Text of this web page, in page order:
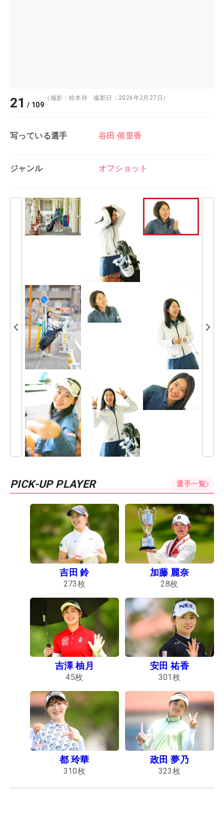
21 / 109
（撮影：鈴木祥 撮影日：2026年2月27日）
写っている選手 谷田 侑里香
ジャンル オフショット
PICK-UP PLAYER 選手一覧
吉田 鈴
273枚
加藤 麗奈
28枚
吉澤 柚月
45枚
安田 祐香
301 枚
都 玲華
310枚
政田 夢乃
323枚